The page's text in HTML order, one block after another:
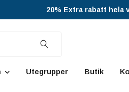
20% Extra rabatt hela
Utegrupper Butik